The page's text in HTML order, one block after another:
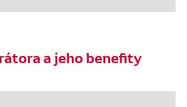
a jeho benefity